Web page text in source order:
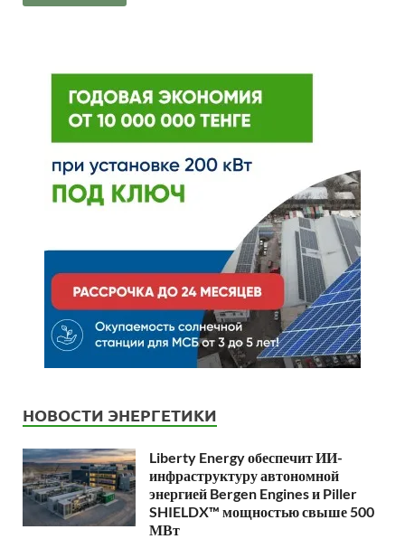
НОВОСТИ ЭНЕРГЕТИКИ
Liberty Energy обеспечит ИИ-
инфраструктуру автономной
энергией Bergen Engines и Piller
SHIELDX™ мощностью свыше 500
МВт